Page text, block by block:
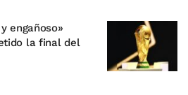
engañoso»
la final del